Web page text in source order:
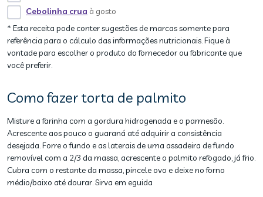
Cebolinha crua à gosto
* Esta receita pode conter sugestões de marcas somente para
referência para o cálculo das informações nutricionais. Fique à
vontade para escolher o produto do fornecedor ou fabricante que
você preferir.
Como fazer torta de palmito
Misture a farinha com a gordura hidrogenada e o parmesão.
Acrescente aos pouco o guaraná até adquirir a consistência
desejada. Forre o fundo e as laterais de uma assadeira de fundo
removível com a 2/3 da massa, acrescente o palmito refogado, já frio.
Cubra com o restante da massa, pincele ovo e deixe no forno
médio/baixo até dourar. Sirva em eguida